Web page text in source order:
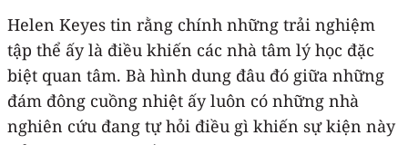
Helen Keyes tin rằng chính những trải nghiệm
tập thể ấy là điều khiến các nhà tâm lý học đặc
biệt quan tâm. Bà hình dung đâu đó giữa những
đám đông cuồng nhiệt ấy luôn có những nhà
nghiên cứu đang tự hỏi điều gì khiến sự kiện này